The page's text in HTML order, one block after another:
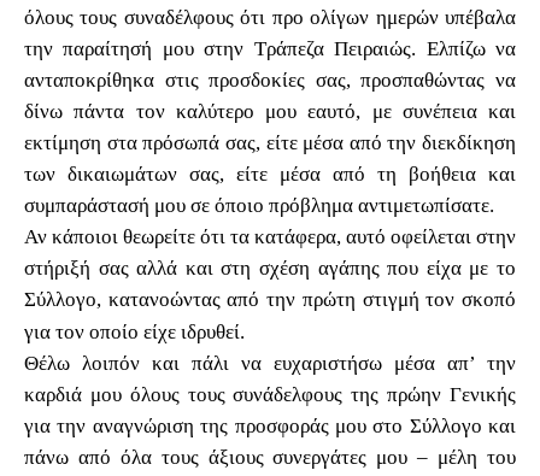
όλους τους συναδέλφους ότι προ ολίγων ημερών υπέβαλα
την παραίτησή μου στην Τράπεζα Πειραιώς. Ελπίζω να
ανταποκρίθηκα στις προσδοκίες σας, προσπαθώντας να
δίνω πάντα τον καλύτερο μου εαυτό, με συνέπεια και
εκτίμηση στα πρόσωπά σας, είτε μέσα από την διεκδίκηση
των δικαιωμάτων σας, είτε μέσα από τη βοήθεια και
συμπαράστασή μου σε όποιο πρόβλημα αντιμετωπίσατε.
Αν κάποιοι θεωρείτε ότι τα κατάφερα, αυτό οφείλεται στην
στήριξή σας αλλά και στη σχέση αγάπης που είχα με το
Σύλλογο, κατανοώντας από την πρώτη στιγμή τον σκοπό
για τον οποίο είχε ιδρυθεί.
Θέλω λοιπόν και πάλι να ευχαριστήσω μέσα απ’ την
καρδιά μου όλους τους συνάδελφους της πρώην Γενικής
για την αναγνώριση της προσφοράς μου στο Σύλλογο και
πάνω από όλα τους άξιους συνεργάτες μου – μέλη του